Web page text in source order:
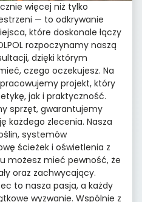
więcej niż tylko
— to odkrywanie
które doskonale łączy
rozpoczynamy naszą
dzięki którym
czego oczekujesz. Na
projekt, który
jak i praktyczność.
sprzęt, gwarantujemy
każdego zlecenia. Nasza
systemów
ścieżek i oświetlenia z
możesz mieć pewność, że
oraz zachwycający.
to nasza pasja, a każdy
wyzwanie. Wspólnie z